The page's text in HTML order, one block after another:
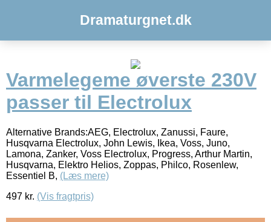
Dramaturgnet.dk
Varmelegeme øverste 230V
passer til Electrolux
Alternative Brands:AEG, Electrolux, Zanussi, Faure,
Husqvarna Electrolux, John Lewis, Ikea, Voss, Juno,
Lamona, Zanker, Voss Electrolux, Progress, Arthur Martin,
Husqvarna, Elektro Helios, Zoppas, Philco, Rosenlew,
Essentiel B, (Læs mere)
497 kr. (Vis fragtpris)